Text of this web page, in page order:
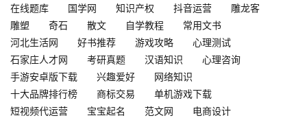
在线题库
国学网 知识产权 抖音运营
雕龙客
雕塑
奇石 散文 自学教程
常用文书
河北生活网
好书推荐 游戏攻略
心理测试
石家庄人才网
考研真题 汉语知识
心理咨询
手游安卓版下载
兴趣爱好
网络知识
十大品牌排行榜
商标交易
单机游戏下载
短视频代运营
宝宝起名 范文网
电商设计